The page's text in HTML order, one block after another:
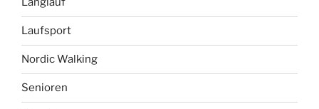
Laufsport
Nordic Walking
Senioren